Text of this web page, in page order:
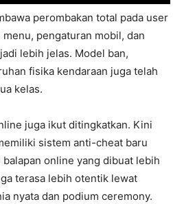
perombakan total pada user
pengaturan mobil, dan
lebih jelas. Model ban,
fisika kendaraan juga telah
kelas.
juga ikut ditingkatkan. Kini
sistem anti-cheat baru
online yang dibuat lebih
terasa lebih otentik lewat
nyata dan podium ceremony.